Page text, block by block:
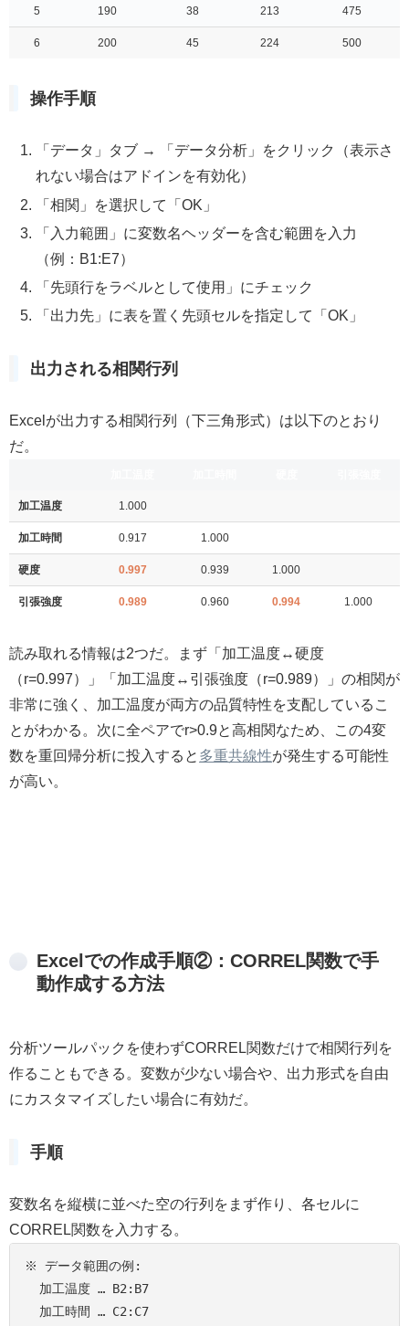
5 190 38 213 475
6 200 45 224 500
操作手順
「データ」タブ → 「データ分析」をクリック（表示さ
れない場合はアドインを有効化）
「相関」を選択して「OK」
「入力範囲」に変数名ヘッダーを含む範囲を入力
（例：B1:E7）
「先頭行をラベルとして使用」にチェック
「出力先」に表を置く先頭セルを指定して「OK」
出力される相関行列
Excelが出力する相関行列（下三角形式）は以下のとおり
だ。
加工温度 1.000
加工時間 0.917 1.000
硬度 0.997 0.939 1.000
引張強度 0.989 0.960 0.994 1.000
読み取れる情報は2つだ。まず「加工温度↔硬度
（r=0.997）」「加工温度↔引張強度（r=0.989）」の相関が
非常に強く、加工温度が両方の品質特性を支配しているこ
とがわかる。次に全ペアでr>0.9と高相関なため、この4変
数を重回帰分析に投入すると 多重共線性が発生する可能性
が高い。
Excelでの作成手順②：CORREL関数で手
動作成する方法
分析ツールパックを使わずCORREL関数だけで相関行列を
作ることもできる。変数が少ない場合や、出力形式を自由
にカスタマイズしたい場合に有効だ。
手順
変数名を縦横に並べた空の行列をまず作り、各セルに
CORREL関数を入力する。
※ データ範囲の例:
  加工温度 … B2:B7
  加工時間 … C2:C7